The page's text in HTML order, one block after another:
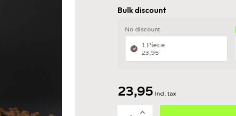
Bulk discount
No discount
1 Piece
23,95
23,95 Incl. tax